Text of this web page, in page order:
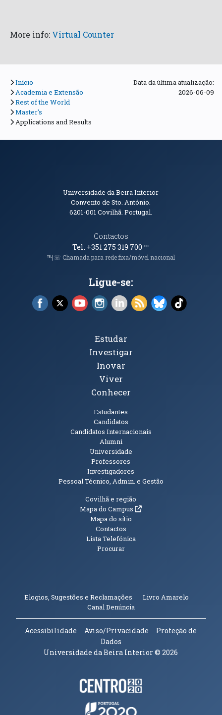
More info: Virtual Counter
Início
Academia e Extensão
Rest of the World
Master's
Applications and Results
Data da última atualização:
2026-06-09
Informações de Contacto
Universidade da Beira Interior
Convento de Sto. António.
6201-001Covilhã. Portugal.
Contactos
Tel. +351 275 319 700℡
℡|☏ Chamada para rede fixa/móvel nacional
Ligue-se:
Facebook (abre em nova janela)
X (abre em nova janela)
YouTube (abre em nova janela)
Instagram (abre em nova janela)
LinkedIn (abre em nova
RSS (abre em nova
Bluesky (abre
TikTok
Tópicos Principais
Estudar
Investigar
Inovar
Viver
Conhecer
Estudantes
Candidatos
Candidatos Internacionais
Alumni
Universidade
Professores
Investigadores
Pessoal Técnico, Admin. e Gestão
Informações Adicionais
Covilhã e região
Mapa do Campus(abre em nova janela)
Mapa do sítio
Contactos
Lista Telefónica
Procurar
Elogios, Sugestões e Reclamações Livro Amarelo
Canal Denúncia(abre em nova janela)
Acessibilidade Aviso/Privacidade
Proteção de
Dados
Universidade da Beira Interior© 2026
Parceiros e Financiadores